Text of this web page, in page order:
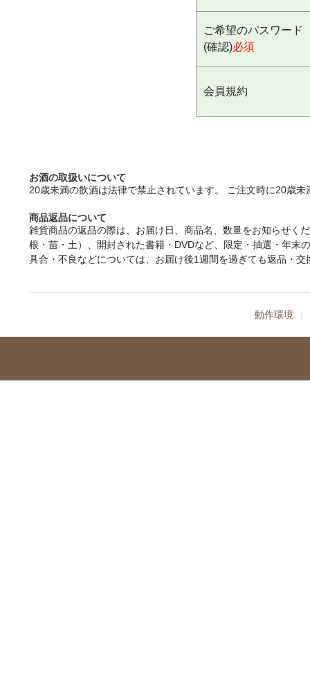
ご希望のパスワード
(確認)必須
会員規約
お酒の取扱いについて
20歳未満の飲酒は法律で禁止されています。 ご注文時に20歳
商品返品について
雑貨商品の返品の際は、お届け日、商品名、数量をお知らせく
根・苗・土）、開封された書籍・DVDなど、限定・抽選・年末
具合・不良などについては、お届け後1週間を過ぎても返品・
動作環境